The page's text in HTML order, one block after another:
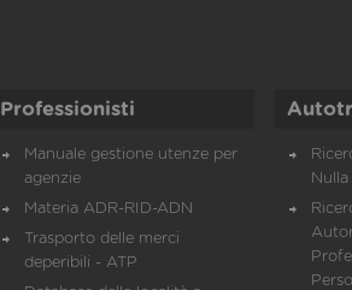
Professionisti
Manuale gestione utenze per
agenzie
Materia ADR-RID-ADN
Trasporto delle merci
deperibili - ATP